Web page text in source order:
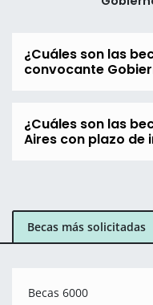
¿Cuáles son las
convocante
¿Cuáles son las
Aires con plazo de
Becas más solicitadas
Becas 6000